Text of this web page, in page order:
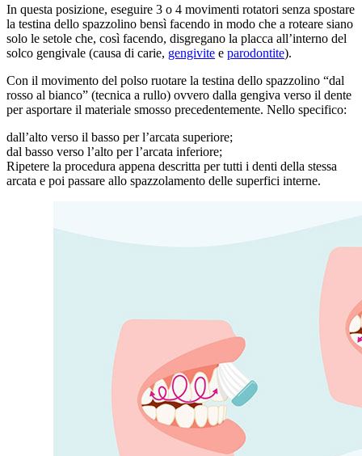
In questa posizione, eseguire 3 o 4 movimenti rotatori senza spostare
la testina dello spazzolino bensì facendo in modo che a roteare siano
solo le setole che, così facendo, disgregano la placca all’interno del
solco gengivale (causa di carie, gengivite e parodontite).
Con il movimento del polso ruotare la testina dello spazzolino “dal
rosso al bianco” (tecnica a rullo) ovvero dalla gengiva verso il dente
per asportare il materiale smosso precedentemente. Nello specifico:
dall’alto verso il basso per l’arcata superiore;
dal basso verso l’alto per l’arcata inferiore;
Ripetere la procedura appena descritta per tutti i denti della stessa
arcata e poi passare allo spazzolamento delle superfici interne.